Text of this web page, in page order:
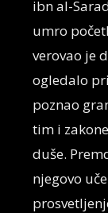
ibn al-
umro
verovao je
ogledalo
poznao
tim i
duše.
njegovo